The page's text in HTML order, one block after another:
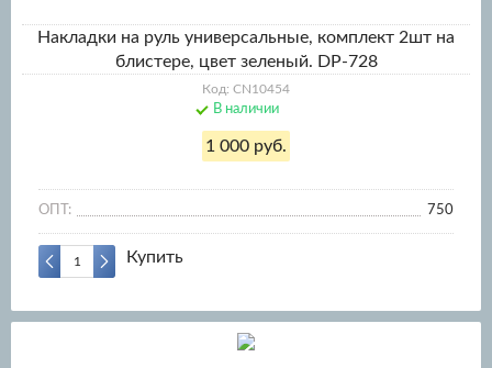
Накладки на руль универсальные, комплект 2шт на
блистере, цвет зеленый. DP-728
Код: CN10454
В наличии
1 000 руб.
ОПТ: 750
Купить